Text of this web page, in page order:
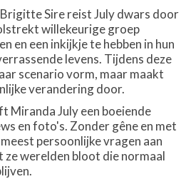
Sire reist July dwars door
willekeurige groep
en een inkijkje te hebben in hun
levens. Tijdens deze
scenario vorm, maar maakt
verandering door.
Miranda July een boeiende
en foto's. Zonder gêne en met
persoonlijke vragen aan
ze werelden bloot die normaal